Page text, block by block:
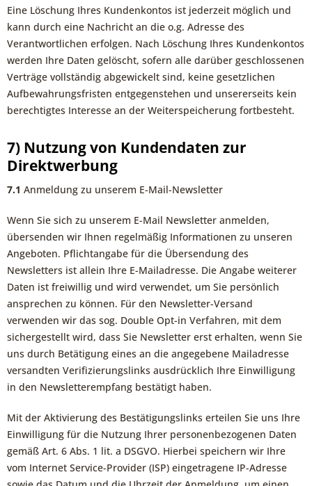
Eine Löschung Ihres Kundenkontos ist jederzeit möglich und
kann durch eine Nachricht an die o.g. Adresse des
Verantwortlichen erfolgen. Nach Löschung Ihres Kundenkontos
werden Ihre Daten gelöscht, sofern alle darüber geschlossenen
Verträge vollständig abgewickelt sind, keine gesetzlichen
Aufbewahrungsfristen entgegenstehen und unsererseits kein
berechtigtes Interesse an der Weiterspeicherung fortbesteht.
7) Nutzung von Kundendaten zur
Direktwerbung
7.1 Anmeldung zu unserem E-Mail-Newsletter
Wenn Sie sich zu unserem E-Mail Newsletter anmelden,
übersenden wir Ihnen regelmäßig Informationen zu unseren
Angeboten. Pflichtangabe für die Übersendung des
Newsletters ist allein Ihre E-Mailadresse. Die Angabe weiterer
Daten ist freiwillig und wird verwendet, um Sie persönlich
ansprechen zu können. Für den Newsletter-Versand
verwenden wir das sog. Double Opt-in Verfahren, mit dem
sichergestellt wird, dass Sie Newsletter erst erhalten, wenn Sie
uns durch Betätigung eines an die angegebene Mailadresse
versandten Verifizierungslinks ausdrücklich Ihre Einwilligung
in den Newsletterempfang bestätigt haben.
Mit der Aktivierung des Bestätigungslinks erteilen Sie uns Ihre
Einwilligung für die Nutzung Ihrer personenbezogenen Daten
gemäß Art. 6 Abs. 1 lit. a DSGVO. Hierbei speichern wir Ihre
vom Internet Service-Provider (ISP) eingetragene IP-Adresse